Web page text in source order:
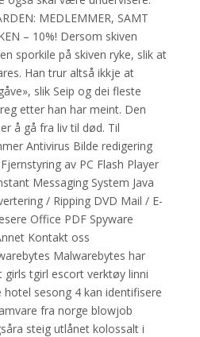
MEDLEMMER, SAMT
– 10%! Dersom skiven
sporkile på skiven ryke, slik at
Han trur altså ikkje at
slik Seip og dei fleste
etter han har meint. Den
å gå fra liv til død. Til
Antivirus Bilde redigering
av PC Flash Player
Messaging System Java
/ Ripping DVD Mail / E-
Office PDF Spyware
Kontakt oss
Malwarebytes har
tgirl escort verktøy linni
sesong 4 kan identifisere
fra norge blowjob
steig utlånet kolossalt i